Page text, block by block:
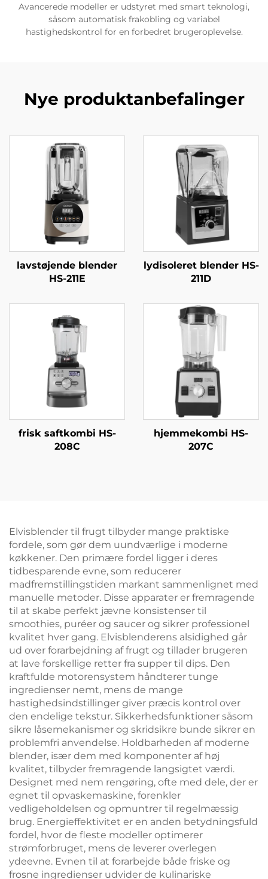
Avancerede modeller er udstyret med smart teknologi,
såsom automatisk frakobling og variabel
hastighedskontrol for en forbedret brugeroplevelse.
Nye produktanbefalinger
lavstøjende blender
HS-211E
lydisoleret blender HS-
211D
frisk saftkombi HS-
208C
hjemmekombi HS-
207C
Elvisblender til frugt tilbyder mange praktiske
fordele, som gør dem uundværlige i moderne
køkkener. Den primære fordel ligger i deres
tidbesparende evne, som reducerer
madfremstillingstiden markant sammenlignet med
manuelle metoder. Disse apparater er fremragende
til at skabe perfekt jævne konsistenser til
smoothies, puréer og saucer og sikrer professionel
kvalitet hver gang. Elvisblenderens alsidighed går
ud over forarbejdning af frugt og tillader brugeren
at lave forskellige retter fra supper til dips. Den
kraftfulde motorensystem håndterer tunge
ingredienser nemt, mens de mange
hastighedsindstillinger giver præcis kontrol over
den endelige tekstur. Sikkerhedsfunktioner såsom
sikre låsemekanismer og skridsikre bunde sikrer en
problemfri anvendelse. Holdbarheden af moderne
blender, især dem med komponenter af høj
kvalitet, tilbyder fremragende langsigtet værdi.
Designet med nem rengøring, ofte med dele, der er
egnet til opvaskemaskine, forenkler
vedligeholdelsen og opmuntrer til regelmæssig
brug. Energieffektivitet er en anden betydningsfuld
fordel, hvor de fleste modeller optimerer
strømforbruget, mens de leverer overlegen
ydeevne. Evnen til at forarbejde både friske og
frosne ingredienser udvider de kulinariske